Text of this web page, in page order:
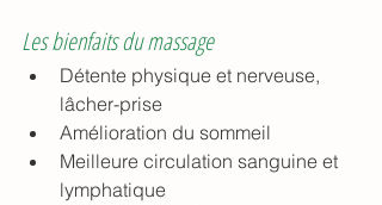
Les bienfaits du massage
Détente physique et nerveuse,
lâcher-prise
Amélioration du sommeil
Meilleure circulation sanguine et
lymphatique